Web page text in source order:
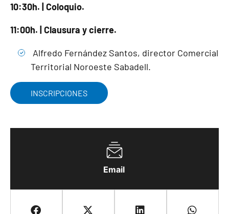
Email
10:30h. | Coloquio.
11:00h. | Clausura y cierre.
Alfredo Fernández Santos, director Comercial
Territorial Noroeste Sabadell.
INSCRIPCIONES